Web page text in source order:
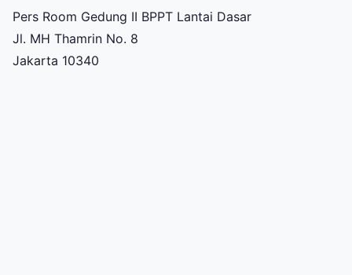
Pers Room Gedung II BPPT Lantai Dasar
Jl. MH Thamrin No. 8
Jakarta 10340